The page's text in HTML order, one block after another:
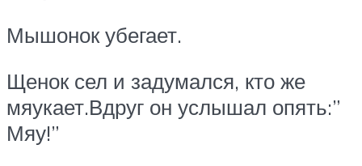
Мышонок убегает.
Щенок сел и задумался, кто же
мяукает.Вдруг он услышал опять:”
Мяу!”